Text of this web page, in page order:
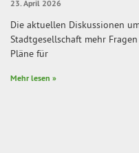
23. April 2026
Die aktuellen Diskussionen
Stadtgesellschaft mehr
Pläne für
Mehr lesen »